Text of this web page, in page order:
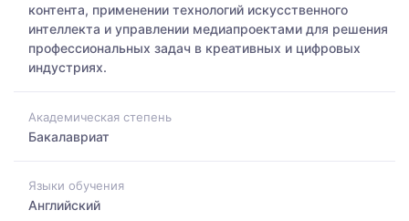
контента, применении технологий искусственного
интеллекта и управлении медиапроектами для решения
профессиональных задач в креативных и цифровых
индустриях.
Академическая степень
Бакалавриат
Языки обучения
Английский